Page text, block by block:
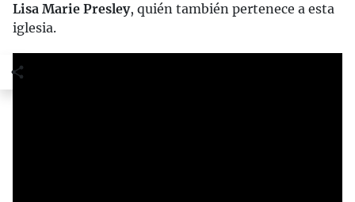
Lisa Marie Presley, quién también pertenece a esta
iglesia.